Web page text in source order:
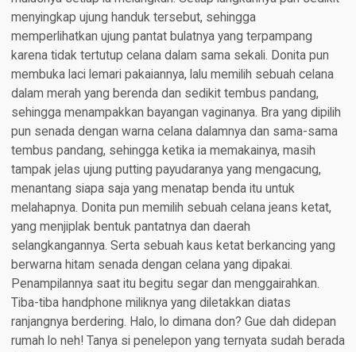
menyingkap ujung handuk tersebut, sehingga
memperlihatkan ujung pantat bulatnya yang terpampang
karena tidak tertutup celana dalam sama sekali. Donita pun
membuka laci lemari pakaiannya, lalu memilih sebuah celana
dalam merah yang berenda dan sedikit tembus pandang,
sehingga menampakkan bayangan vaginanya. Bra yang dipilih
pun senada dengan warna celana dalamnya dan sama-sama
tembus pandang, sehingga ketika ia memakainya, masih
tampak jelas ujung putting payudaranya yang mengacung,
menantang siapa saja yang menatap benda itu untuk
melahapnya. Donita pun memilih sebuah celana jeans ketat,
yang menjiplak bentuk pantatnya dan daerah
selangkangannya. Serta sebuah kaus ketat berkancing yang
berwarna hitam senada dengan celana yang dipakai.
Penampilannya saat itu begitu segar dan menggairahkan.
Tiba-tiba handphone miliknya yang diletakkan diatas
ranjangnya berdering. Halo, lo dimana don? Gue dah didepan
rumah lo neh! Tanya si penelepon yang ternyata sudah berada